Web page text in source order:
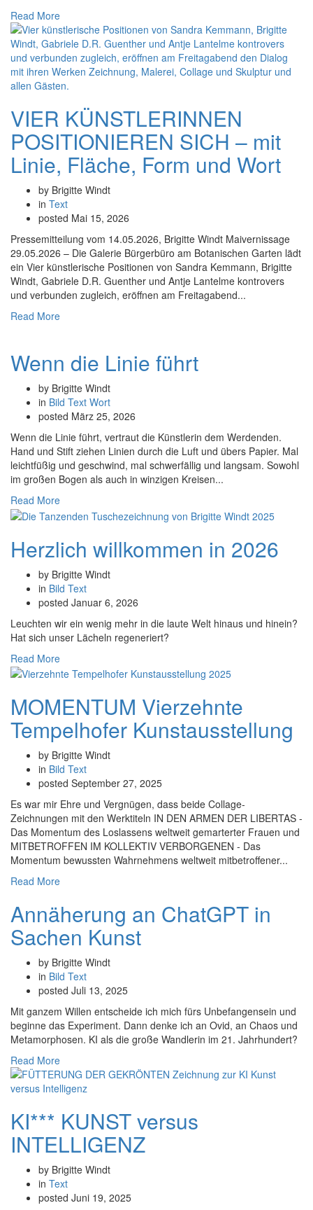
Read More
VIER KÜNSTLERINNEN
POSITIONIEREN SICH – mit
Linie, Fläche, Form und Wort
by Brigitte Windt
in Text
posted Mai 15, 2026
Pressemitteilung vom 14.05.2026, Brigitte Windt Maivernissage
29.05.2026 – Die Galerie Bürgerbüro am Botanischen Garten lädt
ein Vier künstlerische Positionen von Sandra Kemmann, Brigitte
Windt, Gabriele D.R. Guenther und Antje Lantelme kontrovers
und verbunden zugleich, eröffnen am Freitagabend...
Read More
Wenn die Linie führt
by Brigitte Windt
in Bild Text Wort
posted März 25, 2026
Wenn die Linie führt, vertraut die Künstlerin dem Werdenden.
Hand und Stift ziehen Linien durch die Luft und übers Papier. Mal
leichtfüßig und geschwind, mal schwerfällig und langsam. Sowohl
im großen Bogen als auch in winzigen Kreisen...
Read More
Herzlich willkommen in 2026
by Brigitte Windt
in Bild Text
posted Januar 6, 2026
Leuchten wir ein wenig mehr in die laute Welt hinaus und hinein?
Hat sich unser Lächeln regeneriert?
Read More
MOMENTUM Vierzehnte
Tempelhofer Kunstausstellung
by Brigitte Windt
in Bild Text
posted September 27, 2025
Es war mir Ehre und Vergnügen, dass beide Collage-
Zeichnungen mit den Werktiteln IN DEN ARMEN DER LIBERTAS -
Das Momentum des Loslassens weltweit gemarterter Frauen und
MITBETROFFEN IM KOLLEKTIV VERBORGENEN - Das
Momentum bewussten Wahrnehmens weltweit mitbetroffener...
Read More
Annäherung an ChatGPT in
Sachen Kunst
by Brigitte Windt
in Bild Text
posted Juli 13, 2025
Mit ganzem Willen entscheide ich mich fürs Unbefangensein und
beginne das Experiment. Dann denke ich an Ovid, an Chaos und
Metamorphosen. KI als die große Wandlerin im 21. Jahrhundert?
Read More
KI*** KUNST versus
INTELLIGENZ
by Brigitte Windt
in Text
posted Juni 19, 2025